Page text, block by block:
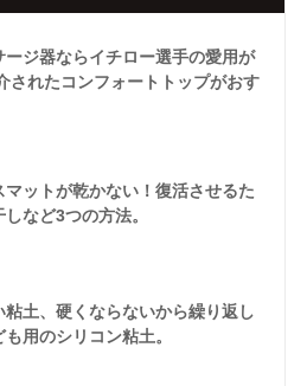
ージ器ならイチロー選手の愛用が
されたコンフォートトップがおす
マットが乾かない！復活させるた
など3つの方法。
粘土、硬くならないから繰り返し
用のシリコン粘土。